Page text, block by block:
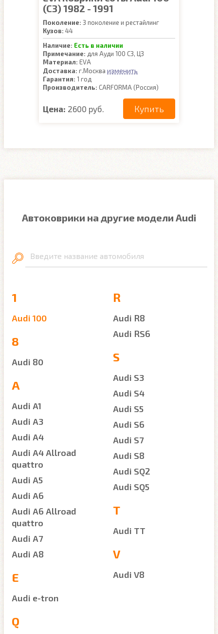
(C3) 1982 - 1991
Поколение: 3 поколение и рестайлинг
Кузов: 44
Наличие: Есть в наличии
Примечание: для Ауди 100 С3, Ц3
Материал: EVA
Доставка: г.Москва изменить
Гарантия: 1 год
Производитель: CARFORMA (Россия)
Цена: 2600 руб. Купить
Автоковрики на другие модели Audi
Введите название автомобиля
1
Audi 100
8
Audi 80
A
Audi A1
Audi A3
Audi A4
Audi A4 Allroad
quattro
Audi A5
Audi A6
Audi A6 Allroad
quattro
Audi A7
Audi A8
E
Audi e-tron
Q
R
Audi R8
Audi RS6
S
Audi S3
Audi S4
Audi S5
Audi S6
Audi S7
Audi S8
Audi SQ2
Audi SQ5
T
Audi TT
V
Audi V8